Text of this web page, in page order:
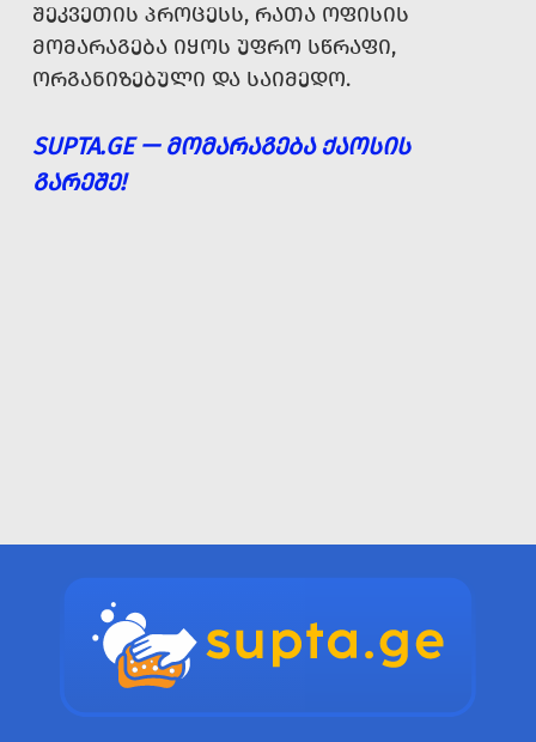
ᲨᲔᲙᲕᲔᲗᲘᲡ ᲞᲠᲝᲪᲔᲡᲡ, ᲠᲐᲗᲐ ᲝᲤᲘᲡᲘᲡ
ᲛᲝᲛᲐᲠᲐᲒᲔᲑᲐ ᲘᲧᲝᲡ ᲣᲤᲠᲝ ᲡᲬᲠᲐᲤᲘ,
ᲝᲠᲒᲐᲜᲘᲖᲔᲑᲣᲚᲘ ᲓᲐ ᲡᲐᲘᲛᲔᲓᲝ.
SUPTA.GE — ᲛᲝᲛᲐᲠᲐᲒᲔᲑᲐ ᲥᲐᲝᲡᲘᲡ
ᲒᲐᲠᲔᲨᲔ!